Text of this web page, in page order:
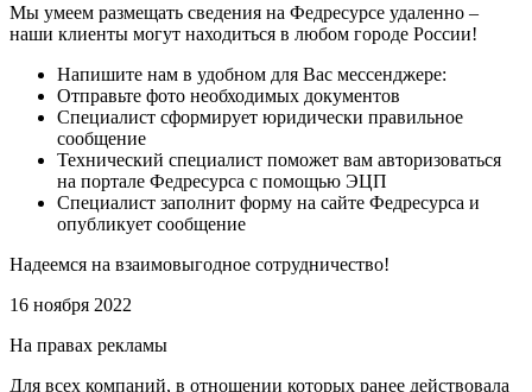
Мы умеем размещать сведения на Федресурсе удаленно –
наши клиенты могут находиться в любом городе России!
Напишите нам в удобном для Вас мессенджере:
Отправьте фото необходимых документов
Специалист сформирует юридически правильное
сообщение
Технический специалист поможет вам авторизоваться
на портале Федресурса с помощью ЭЦП
Специалист заполнит форму на сайте Федресурса и
опубликует сообщение
Надеемся на взаимовыгодное сотрудничество!
16 ноября 2022
На правах рекламы
Для всех компаний, в отношении которых ранее действовала